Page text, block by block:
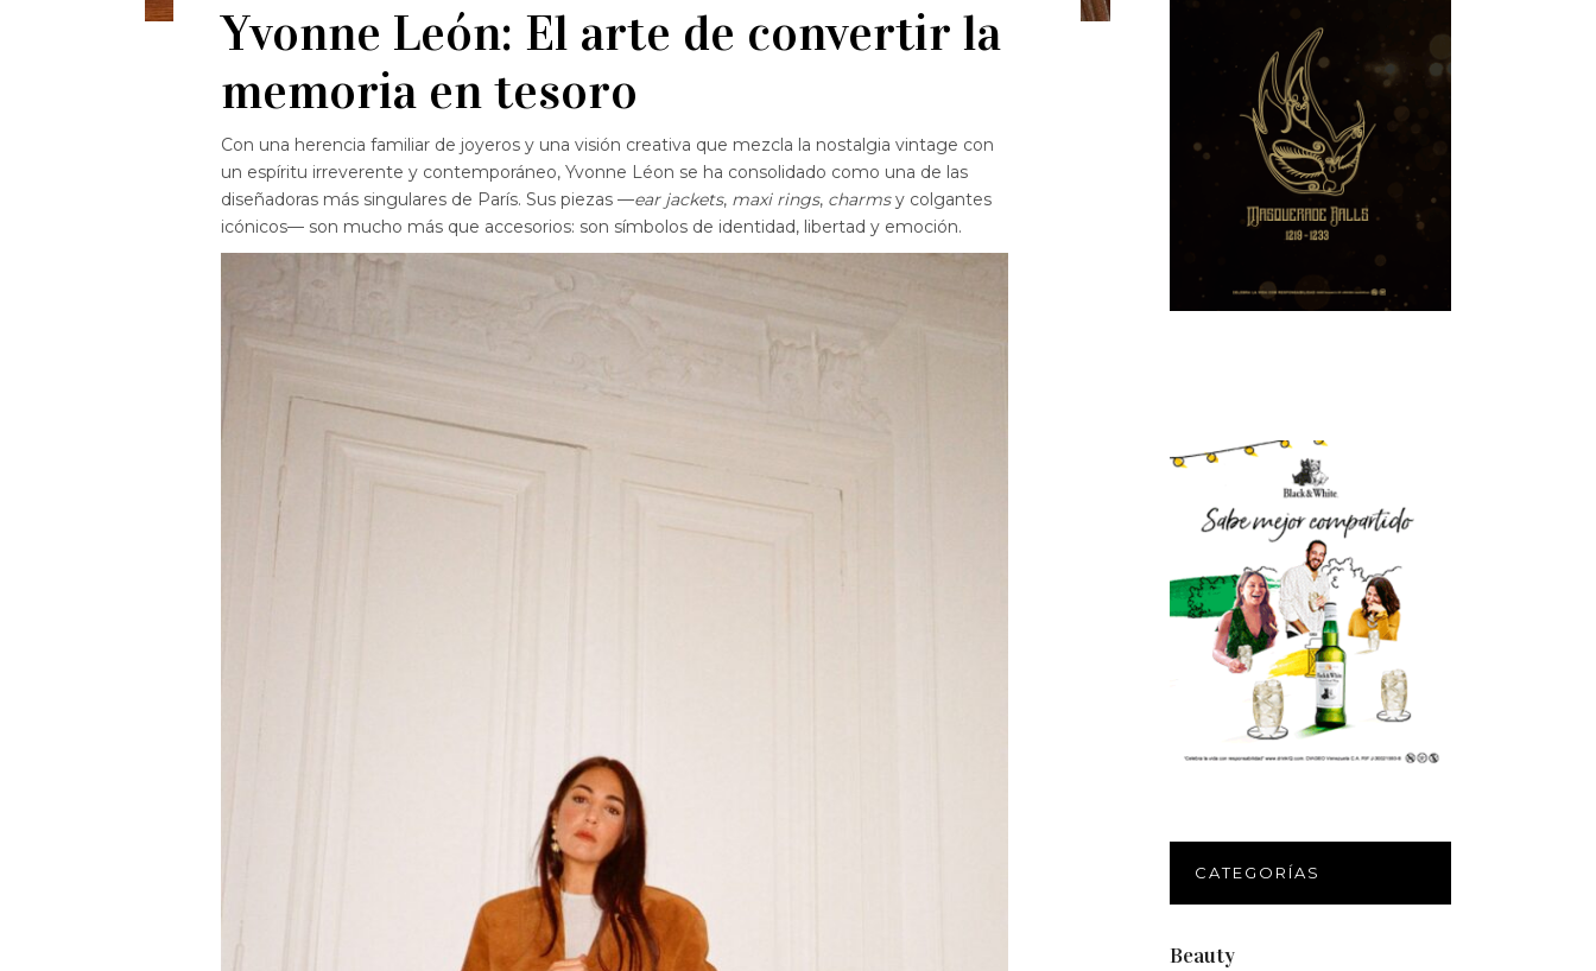
Yvonne León: El arte de convertir la
memoria en tesoro
Con una herencia familiar de joyeros y una visión creativa que mezcla la nostalgia vintage con
un espíritu irreverente y contemporáneo, Yvonne Léon se ha consolidado como una de las
diseñadoras más singulares de París. Sus piezas —ear jackets, maxi rings, charmsy colgantes
icónicos— son mucho más que accesorios: son símbolos de identidad, libertad y emoción.
CATEGORÍAS
Beauty(250)